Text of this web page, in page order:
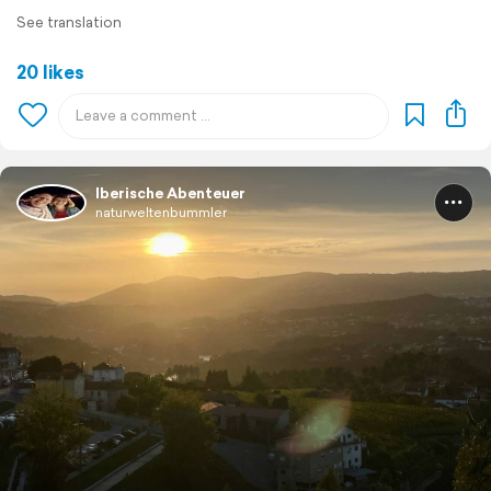
See translation
20 likes
Iberische Abenteuer
naturweltenbummler